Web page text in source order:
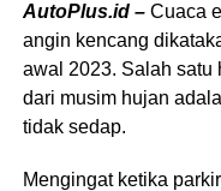
AutoPlus.id – Cuaca
angin kencang
awal 2023. Salah satu
dari musim hujan
tidak sedap.
Mengingat ketika